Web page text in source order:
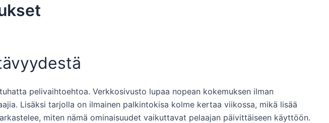
pelivaihtoehtoa. Verkkosivusto lupaa nopean kokemuksen ilman
Lisäksi tarjolla on ilmainen palkintokisa kolme kertaa viikossa, mikä lisää
miten nämä ominaisuudet vaikuttavat pelaajan päivittäiseen käyttöön.